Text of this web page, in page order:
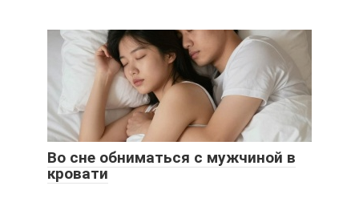
Во сне обниматься с мужчиной в
кровати